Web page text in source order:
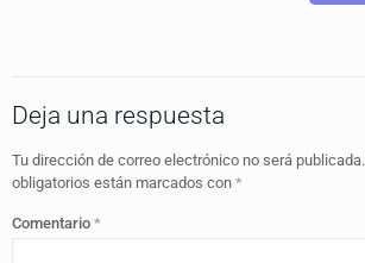
Deja una respuesta
Tu dirección de correo electrónico no será publicada.
obligatorios están marcados con *
Comentario *